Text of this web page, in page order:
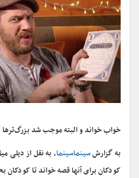
خواب خواند و البته موجب شد بزرگ‌ترها
به گزارشسینماسینما، به نقل از دیلی
کودکان برای آنها قصه خواند تا کودکان